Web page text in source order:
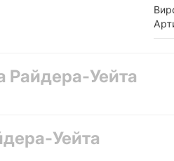
Райдера-Уейта
Уейта